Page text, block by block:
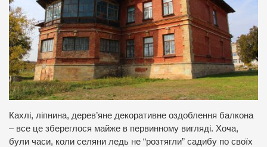
Кахлі, ліпнина, дерев’яне декоративне оздоблення балкона
– все це збереглося майже в первинному вигляді. Хоча,
були часи, коли селяни ледь не “розтягли” садибу по своїх